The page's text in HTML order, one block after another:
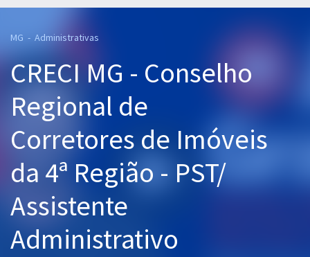
Cursos 20% OFF
Pós
Graduação
OAB
Mentorias
Questões grátis
MG - Administrativas
CRECI MG - Conselho
Regional de
Corretores de Imóveis
da 4ª Região - PST/
Assistente
Administrativo